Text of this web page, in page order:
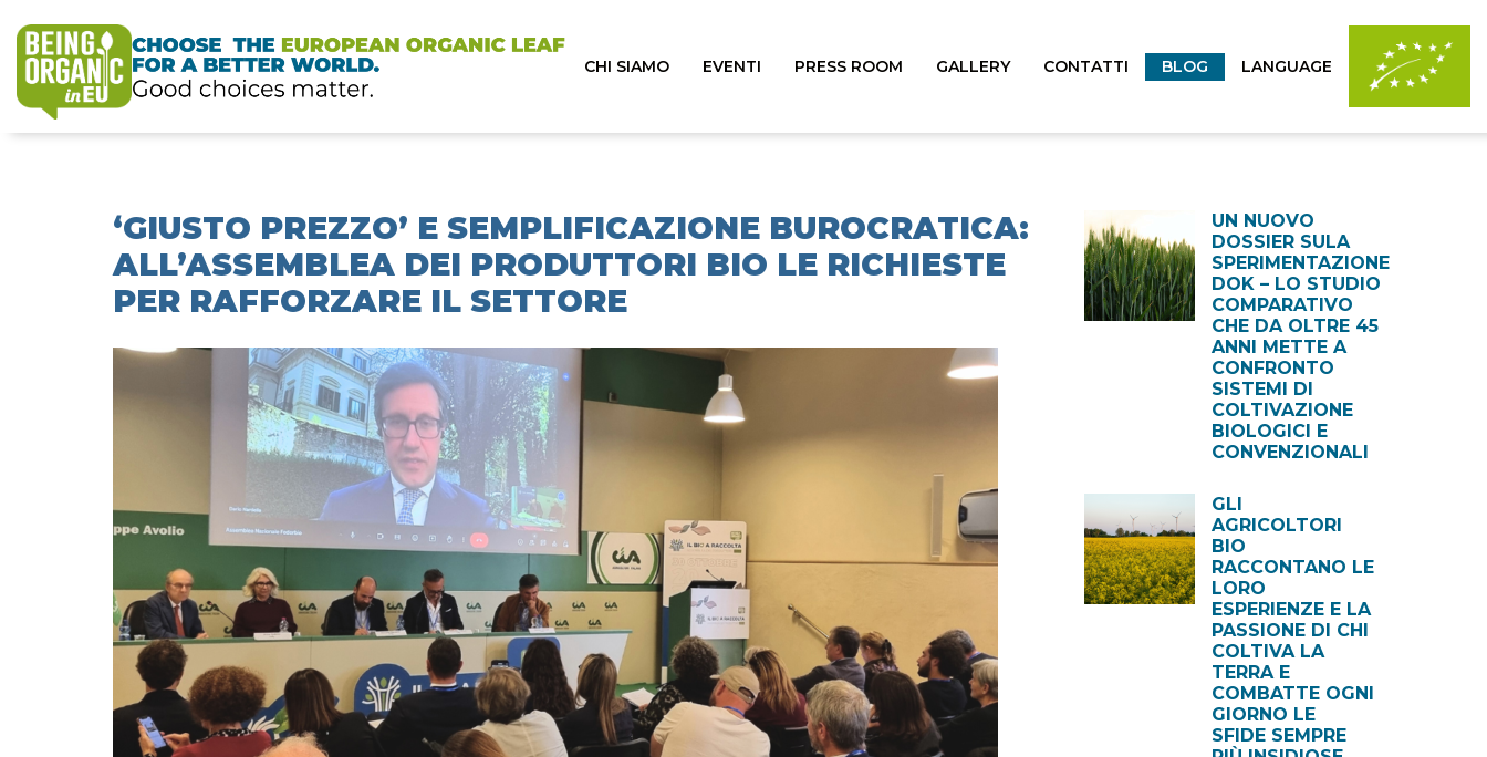
CHI SIAMO EVENTI PRESS ROOM GALLERY CONTATTI BLOG LANGUAGE
‘GIUSTO PREZZO’ E SEMPLIFICAZIONE BUROCRATICA:
ALL’ASSEMBLEA DEI PRODUTTORI BIO LE RICHIESTE
PER RAFFORZARE IL SETTORE
UN NUOVO
DOSSIER SULA
SPERIMENTAZIONE
DOK – LO STUDIO
COMPARATIVO
CHE DA OLTRE 45
ANNI METTE A
CONFRONTO
SISTEMI DI
COLTIVAZIONE
BIOLOGICI E
CONVENZIONALI
GLI
AGRICOLTORI
BIO
RACCONTANO LE
LORO
ESPERIENZE E LA
PASSIONE DI CHI
COLTIVA LA
TERRA E
COMBATTE OGNI
GIORNO LE
SFIDE SEMPRE